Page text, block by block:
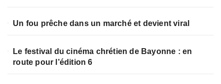
Un fou prêche dans un marché et devient viral
Le festival du cinéma chrétien de Bayonne : en
route pour l’édition 6